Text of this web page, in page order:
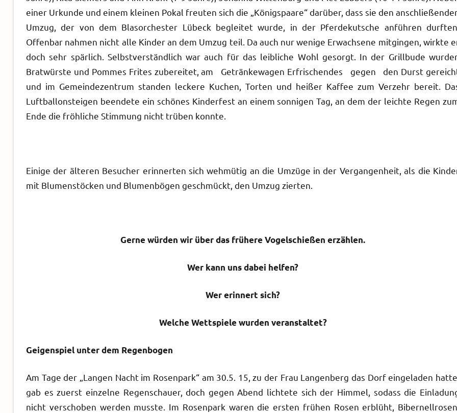
einer Urkunde und einem kleinen Pokal freuten sich die „Königspaare“ darüber, dass sie den
Umzug, der von dem Blasorchester Lübeck begleitet wurde, in der Pferdekutsche anführen durften.
Offenbar nahmen nicht alle Kinder an dem Umzug teil. Da auch nur wenige Erwachsene mitgingen, wirkte
doch sehr spärlich. Selbstverständlich war auch für das leibliche Wohl gesorgt. In der Grillbude
Bratwürste und Pommes Frites zubereitet, am Getränkewagen Erfrischendes gegen den Durst
und im Gemeindezentrum standen leckere Kuchen, Torten und heißer Kaffee zum Verzehr bereit.
Luftballonsteigen beendete ein schönes Kinderfest an einem sonnigen Tag, an dem der leichte Regen
Ende die fröhliche Stimmung nicht trüben konnte.
Einige der älteren Besucher erinnerten sich wehmütig an die Umzüge in der Vergangenheit, als die
mit Blumenstöcken und Blumenbögen geschmückt, den Umzug zierten.
Gerne würden wir über das frühere Vogelschießen erzählen.
Wer kann uns dabei helfen?
Wer erinnert sich?
Welche Wettspiele wurden veranstaltet?
Geigenspiel unter dem Regenbogen
Am Tage der „Langen Nacht im Rosenpark“ am 30.5. 15, zu der Frau Langenberg das Dorf eingeladen hatte,
gab es zuerst einzelne Regenschauer, doch gegen Abend lichtete sich der Himmel, sodass die
nicht verschoben werden musste. Im Rosenpark waren die ersten frühen Rosen erblüht, Bibernellrosen,